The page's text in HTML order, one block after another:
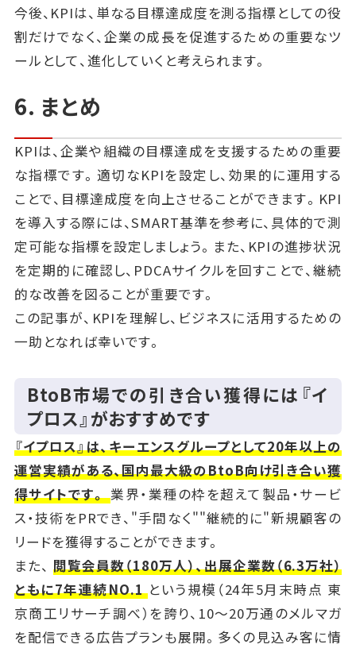
今後、KPIは、単なる目標達成度を測る指標としての役
割だけでなく、企業の成長を促進するための重要なツ
ールとして、進化していくと考えられます。
6. まとめ
KPIは、企業や組織の目標達成を支援するための重要
な指標です。適切なKPIを設定し、効果的に運用する
ことで、目標達成度を向上させることができます。KPI
を導入する際には、SMART基準を参考に、具体的で測
定可能な指標を設定しましょう。また、KPIの進捗状況
を定期的に確認し、PDCAサイクルを回すことで、継続
的な改善を図ることが重要です。
この記事が、KPIを理解し、ビジネスに活用するための
一助となれば幸いです。
BtoB市場での引き合い獲得には『イ
プロス』がおすすめです
『イプロス』は、キーエンスグループとして20年以上の
運営実績がある、国内最大級のBtoB向け引き合い獲
得サイトです。業界・業種の枠を超えて製品・サービ
ス・技術をPRでき、"手間なく""継続的に"新規顧客の
リードを獲得することができます。
また、 閲覧会員数（180万人）、出展企業数（6.3万社）
ともに7年連続NO.1という規模（24年5月末時点 東
京商工リサーチ調べ）を誇り、10～20万通のメルマガ
を配信できる広告プランも展開。多くの見込み客に情